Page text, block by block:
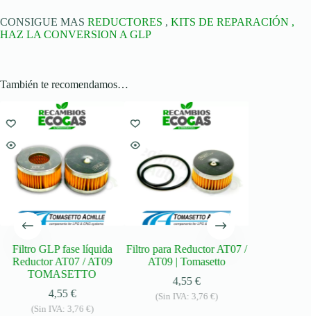
CONSIGUE MAS REDUCTORES , KITS DE REPARACIÓN ,
HAZ LA CONVERSION A GLP
También te recomendamos…
Filtro GLP fase líquida
Reductor AT07 / AT09
TOMASETTO
4,55 €
(Sin IVA: 3,76 €)
Filtro para Reductor AT07 /
AT09 | Tomasetto
4,55 €
(Sin IVA: 3,76 €)